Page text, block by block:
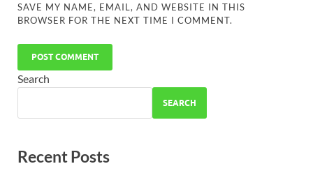
SAVE MY NAME, EMAIL, AND WEBSITE IN THIS
BROWSER FOR THE NEXT TIME I COMMENT.
Search
SEARCH
Recent Posts